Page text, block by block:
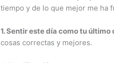
tiempo y de lo que mejor me ha
1. Sentir este día como tu último
cosas correctas y mejores.